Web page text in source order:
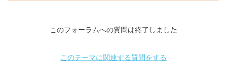
このフォーラムへの質問は終了しました
このテーマに関連する質問をする